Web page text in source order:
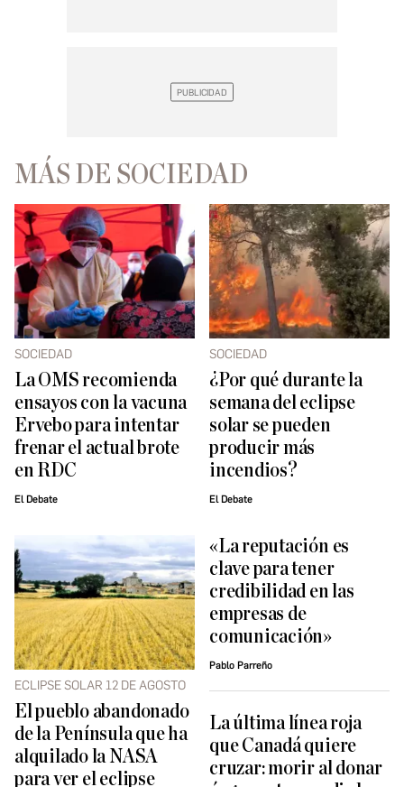
MÁS DE SOCIEDAD
SOCIEDAD
La OMS recomienda
ensayos con la vacuna
Ervebo para intentar
frenar el actual brote
en RDC
El Debate
SOCIEDAD
¿Por qué durante la
semana del eclipse
solar se pueden
producir más
incendios?
El Debate
ECLIPSE SOLAR 12 DE AGOSTO
El pueblo abandonado
de la Península que ha
alquilado la NASA
para ver el eclipse
«La reputación es
clave para tener
credibilidad en las
empresas de
comunicación»
Pablo Parreño
La última línea roja
que Canadá quiere
cruzar: morir al donar